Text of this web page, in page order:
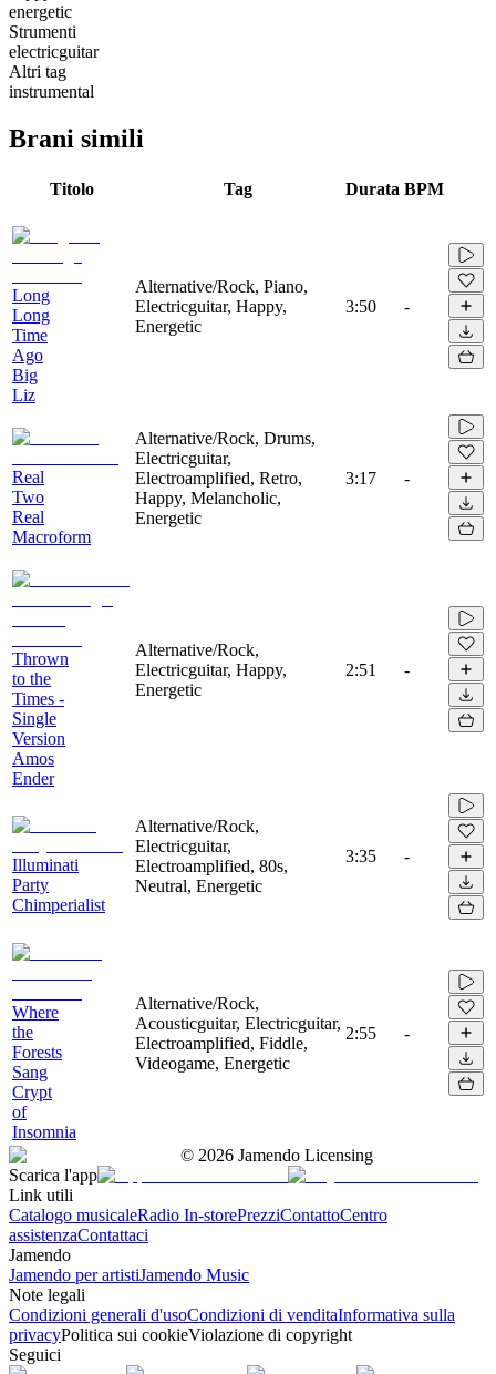
energetic
Strumenti
electricguitar
Altri tag
instrumental
Brani simili
Titolo Tag Durata BPM
Long
Long
Time
Ago
Big
Liz
Alternative/Rock, Piano,
Electricguitar, Happy,
Energetic
3:50 -
Real
Two
Real
Macroform
Alternative/Rock, Drums,
Electricguitar,
Electroamplified, Retro,
Happy, Melancholic,
Energetic
3:17 -
Thrown
to the
Times -
Single
Version
Amos
Ender
Alternative/Rock,
Electricguitar, Happy,
Energetic
2:51 -
Illuminati
Party
Chimperialist
Alternative/Rock,
Electricguitar,
Electroamplified, 80s,
Neutral, Energetic
3:35 -
Where
the
Forests
Sang
Crypt
of
Insomnia
Alternative/Rock,
Acousticguitar, Electricguitar,
Electroamplified, Fiddle,
Videogame, Energetic
2:55 -
© 2026 Jamendo Licensing
Scarica l'app
Link utili
Catalogo musicaleRadio In-storePrezziContattoCentro
assistenzaContattaci
Jamendo
Jamendo per artistiJamendo Music
Note legali
Condizioni generali d'usoCondizioni di venditaInformativa sulla
privacyPolitica sui cookieViolazione di copyright
Seguici